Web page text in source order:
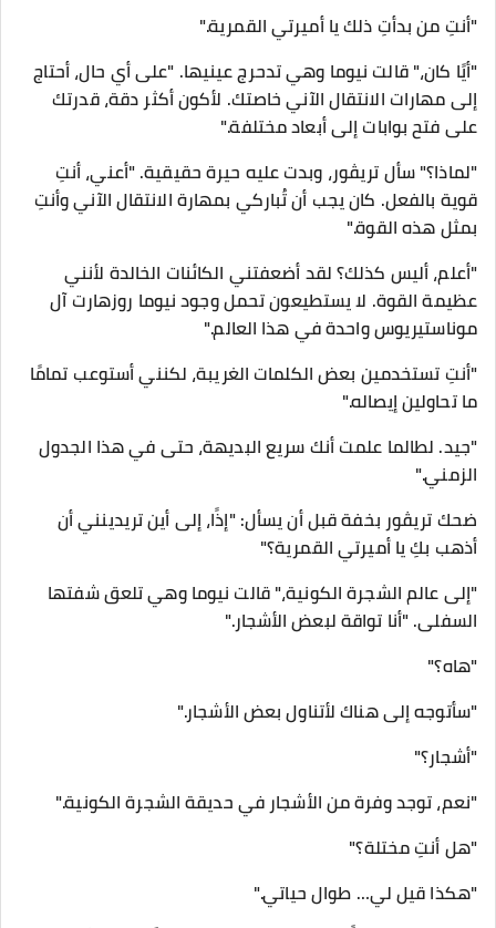
"أنتِ من بدأتِ ذلك يا أميرتي القمرية."
"أيًا كان،" قالت نيوما وهي تدحرج عينيها. "على أي حال، أحتاج
إلى مهارات الانتقال الآني خاصتك. لأكون أكثر دقة، قدرتك
على فتح بوابات إلى أبعاد مختلفة."
"لماذا؟" سأل تريڤور، وبدت عليه حيرة حقيقية. "أعني، أنتِ
قوية بالفعل. كان يجب أن تُباركي بمهارة الانتقال الآني وأنتِ
بمثل هذه القوة."
"أعلم، أليس كذلك؟ لقد أضعفتني الكائنات الخالدة لأنني
عظيمة القوة. لا يستطيعون تحمل وجود نيوما روزهارت آل
موناستيريوس واحدة في هذا العالم."
"أنتِ تستخدمين بعض الكلمات الغريبة، لكنني أستوعب تمامًا
ما تحاولين إيصاله."
"جيد. لطالما علمت أنك سريع البديهة، حتى في هذا الجدول
الزمني."
ضحك تريڤور بخفة قبل أن يسأل: "إذًا، إلى أين تريدينني أن
أذهب بكِ يا أميرتي القمرية؟"
"إلى عالم الشجرة الكونية،" قالت نيوما وهي تلعق شفتها
السفلى. "أنا تواقة لبعض الأشجار."
"هاه؟"
"سأتوجه إلى هناك لأتناول بعض الأشجار."
"أشجار؟"
"نعم، توجد وفرة من الأشجار في حديقة الشجرة الكونية."
"هل أنتِ مختلة؟"
"هكذا قيل لي… طوال حياتي."